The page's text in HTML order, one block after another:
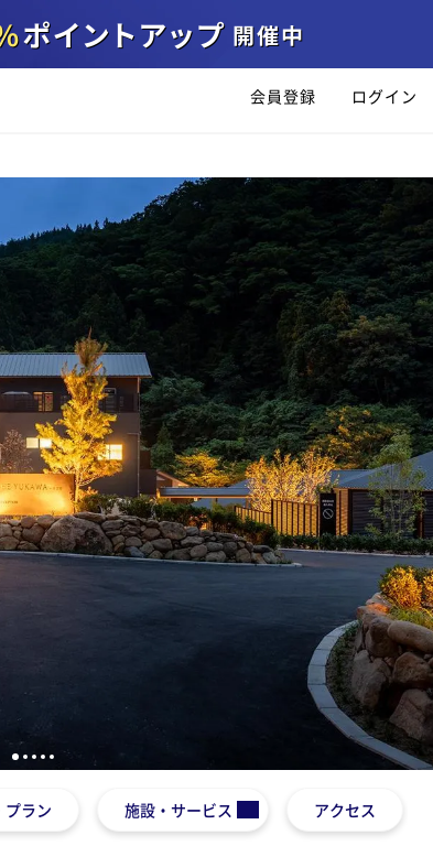
会員登録 ログイン
1 2 3 4 5
プラン 施設・サービス アクセス